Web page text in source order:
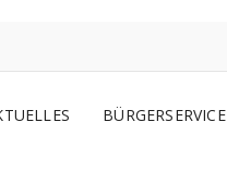
BÜRGERSERVICE